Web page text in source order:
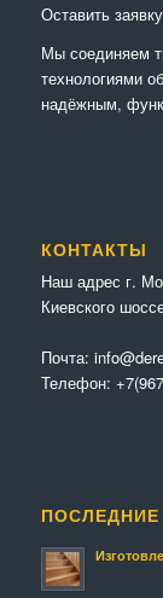
Оставить заявку
Мы соединяем
технологиями
надёжным,
КОНТАКТЫ
Наш адрес г.
Киевского
Почта:
Телефон:
ПОСЛЕДНИЕ